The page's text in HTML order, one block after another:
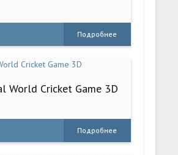
Подробнее
World Cricket Game 3D
Подробнее